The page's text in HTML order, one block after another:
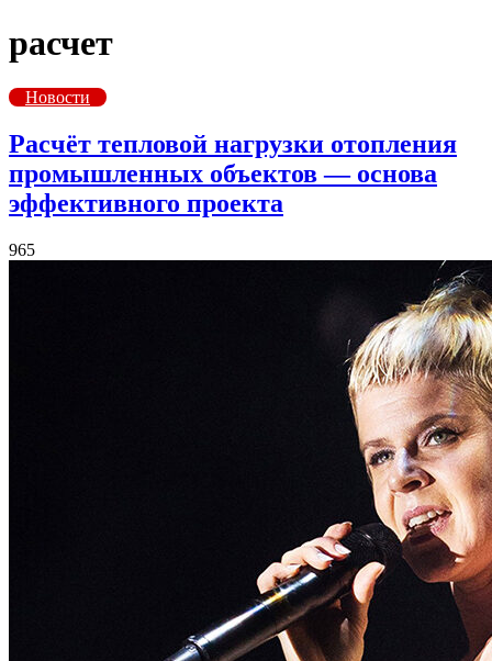
расчет
Новости
Расчёт тепловой нагрузки отопления
промышленных объектов — основа
эффективного проекта
965